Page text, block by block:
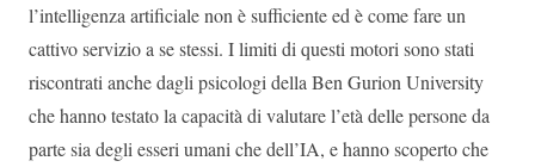
l’intelligenza artificiale non è sufficiente ed è come fare un
cattivo servizio a se stessi. I limiti di questi motori sono stati
riscontrati anche dagli psicologi della Ben Gurion University
che hanno testato la capacità di valutare l’età delle persone da
parte sia degli esseri umani che dell’IA, e hanno scoperto che